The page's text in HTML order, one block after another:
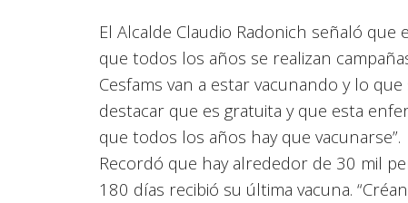
El Alcalde Claudio Radonich señaló
que todos los años se realizan
Cesfams van a estar vacunando y lo
destacar que es gratuita y que esta
que todos los años hay que vacunarse”.
Recordó que hay alrededor de 30 mil
180 días recibió su última vacuna.